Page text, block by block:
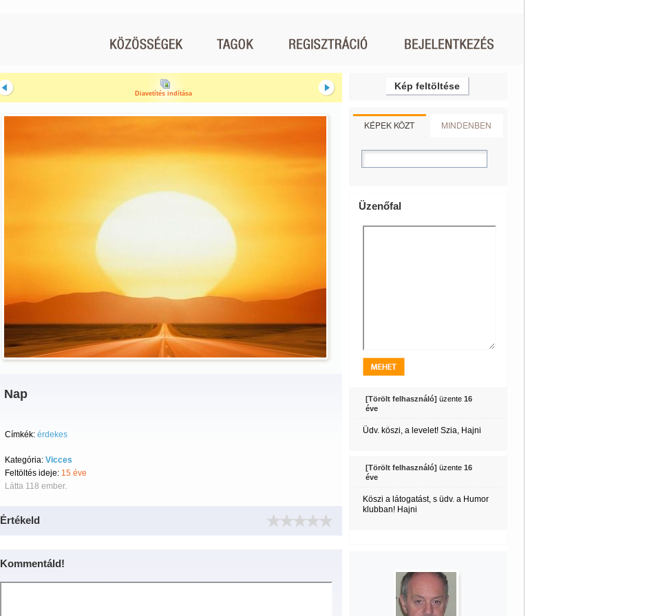
Diavetítés indítása
Nap
Címkék: érdekes
Kategória: Vicces
Feltöltés ideje: 15 éve
Látta 118 ember.
Értékeld
Kommentáld!
Kép feltöltése
KÉPEK KÖZT MINDENBEN
Üzenőfal
[Törölt felhasználó] üzente 16
éve
Üdv. köszi, a levelet! Szia, Hajni
[Törölt felhasználó] üzente 16
éve
Köszi a látogatást, s üdv. a Humor
klubban! Hajni